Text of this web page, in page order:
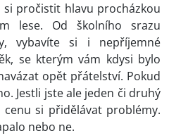
pročistit hlavu procházkou
lese. Od školního srazu
vybavíte si i nepříjemné
se kterým vám kdysi bylo
opět přátelství. Pokud
Jestli jste ale jeden či druhý
si přidělávat problémy.
nebo ne.